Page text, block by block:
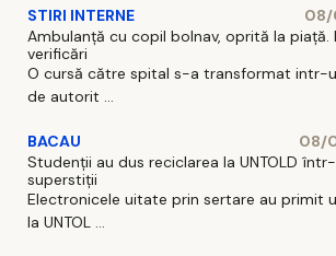
STIRI INTERNE
08/
Ambulanță cu copil bolnav, oprită la piață.
verificări
O cursă către spital s-a transformat intr-
de autorit ...
BACAU
08/
Studenții au dus reciclarea la UNTOLD
superstiții
Electronicele uitate prin sertare au primit
la UNTOL ...